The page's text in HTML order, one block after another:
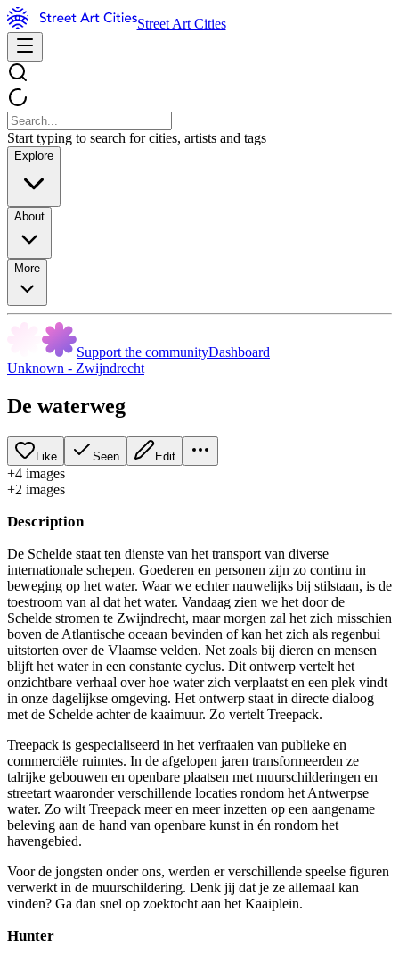
Street Art Cities
Start typing to search for cities, artists and tags
Explore
About
More
Support the communityDashboard
Unknown - Zwijndrecht
De waterweg
Like Seen Edit
+4 images
+2 images
Description
De Schelde staat ten dienste van het transport van diverse
internationale schepen. Goederen en personen zijn zo continu in
beweging op het water. Waar we echter nauwelijks bij stilstaan, is de
toestroom van al dat het water. Vandaag zien we het door de
Schelde stromen te Zwijndrecht, maar morgen zal het zich misschien
boven de Atlantische oceaan bevinden of kan het zich als regenbui
uitstorten over de Vlaamse velden. Net zoals bij dieren en mensen
blijft het water in een constante cyclus. Dit ontwerp vertelt het
onzichtbare verhaal over hoe water zich verplaatst en een plek vindt
in onze dagelijkse omgeving. Het ontwerp staat in directe dialoog
met de Schelde achter de kaaimuur. Zo vertelt Treepack.
Treepack is gespecialiseerd in het verfraaien van publieke en
commerciële ruimtes. In de afgelopen jaren transformeerden ze
talrijke gebouwen en openbare plaatsen met muurschilderingen en
streetart waaronder verschillende locaties rondom het Antwerpse
water. Zo wilt Treepack meer en meer inzetten op een aangename
beleving aan de hand van openbare kunst in én rondom het
havengebied.
Voor de jongsten onder ons, werden er verschillende speelse figuren
verwerkt in de muurschildering. Denk jij dat je ze allemaal kan
vinden? Ga dan snel op zoektocht aan het Kaaiplein.
Hunter